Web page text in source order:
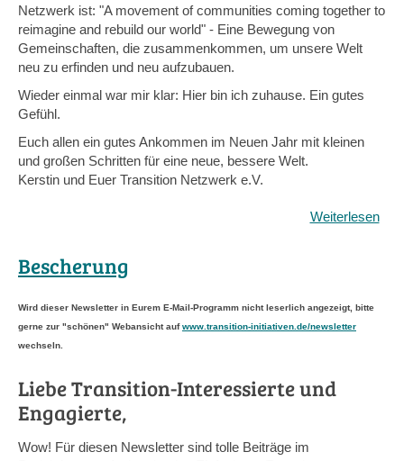
Netzwerk ist: "A movement of communities coming together to
reimagine and rebuild our world" - Eine Bewegung von
Gemeinschaften, die zusammenkommen, um unsere Welt
neu zu erfinden und neu aufzubauen.
Wieder einmal war mir klar: Hier bin ich zuhause. Ein gutes
Gefühl.
Euch allen ein gutes Ankommen im Neuen Jahr mit kleinen
und großen Schritten für eine neue, bessere Welt.
Kerstin und Euer Transition Netzwerk e.V.
Weiterlesen
Bescherung
Wird dieser Newsletter in Eurem E-Mail-Programm nicht leserlich angezeigt, bitte
gerne zur "schönen" Webansicht aufwww.transition-initiativen.de/newsletter
wechseln.
Liebe Transition-Interessierte und
Engagierte,
Wow! Für diesen Newsletter sind tolle Beiträge im